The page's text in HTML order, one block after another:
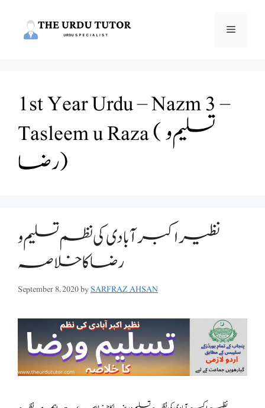
Menu
1st Year Urdu – Nazm 3 –
Tasleem u Raza ( تسلیم و
رضا )
نظیراکبرآبادی کی نظم تسلیم و
رضا کا خلاصہ
September 8, 2020bySARFRAZ AHSAN